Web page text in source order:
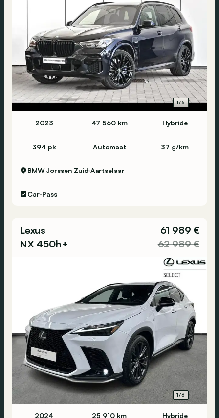
1/6
2023 47 560 km Hybride
394 pk Automaat 37 g/km
BMW Jorssen Zuid Aartselaar
Car-Pass
Lexus
NX 450h+
61 989 €
62 989 €
1/6
2024 25 910 km Hybride